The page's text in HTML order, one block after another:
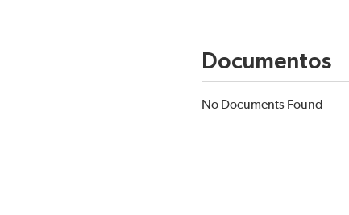
Documentos
No Documents Found